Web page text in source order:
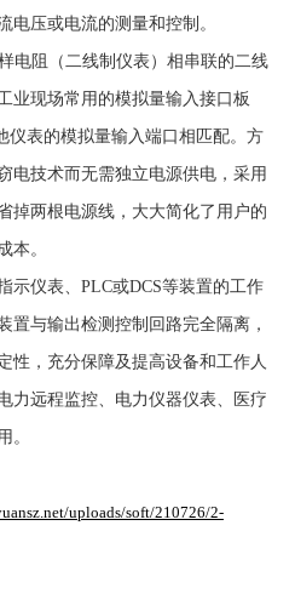
电压或电流的测量和控制。
电阻（二线制仪表）相串联的二线
业现场常用的模拟量输入接口板
仪表的模拟量输入端口相匹配。方
电技术而无需独立电源供电，采用
掉两根电源线，大大简化了用户的
本。
示仪表、PLC或DCS等装置的工作
置与输出检测控制回路完全隔离，
性，充分保障及提高设备和工作人
力远程监控、电力仪器仪表、医疗
。
uploads/soft/210726/2-